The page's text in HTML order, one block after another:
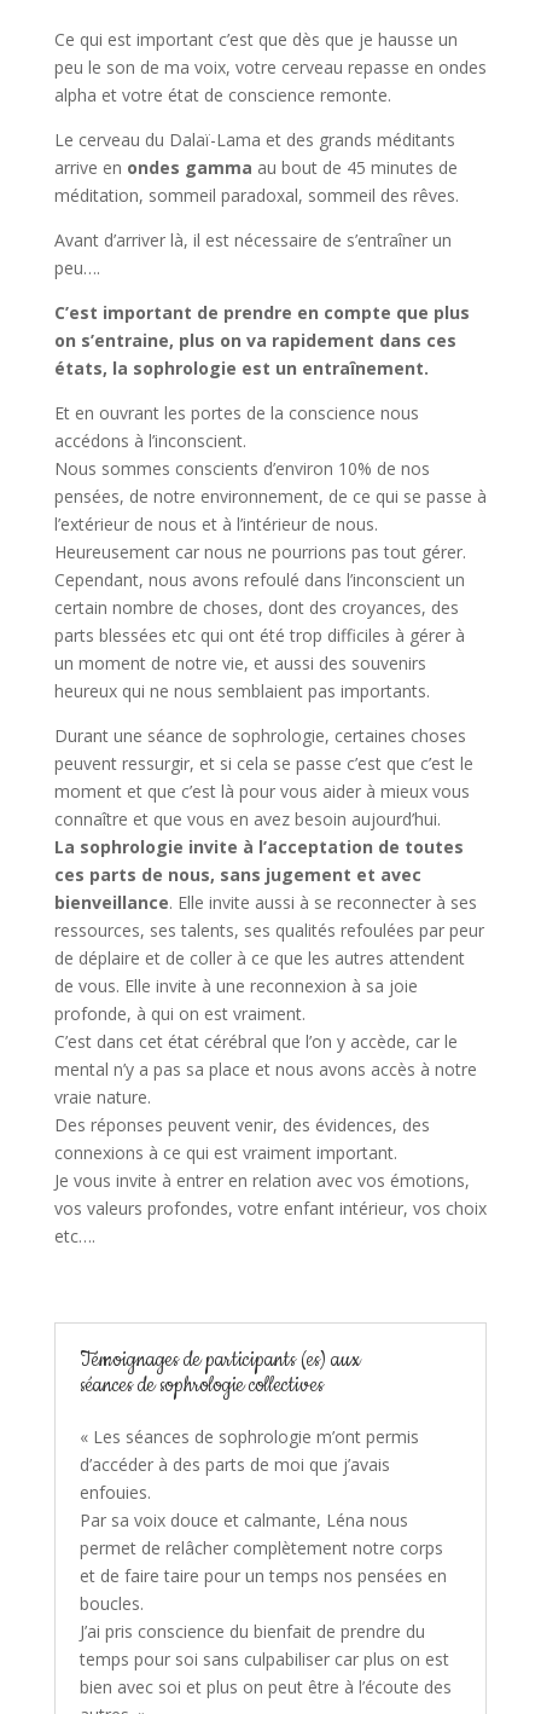
Ce qui est important c’est que dès que je hausse un
peu le son de ma voix, votre cerveau repasse en ondes
alpha et votre état de conscience remonte.
Le cerveau du Dalaï-Lama et des grands méditants
arrive en ondes gamma au bout de 45 minutes de
méditation, sommeil paradoxal, sommeil des rêves.
Avant d’arriver là, il est nécessaire de s’entraîner un
peu….
C’est important de prendre en compte que plus
on s’entraine, plus on va rapidement dans ces
états, la sophrologie est un entraînement.
Et en ouvrant les portes de la conscience nous
accédons à l’inconscient.
Nous sommes conscients d’environ 10% de nos
pensées, de notre environnement, de ce qui se passe à
l’extérieur de nous et à l’intérieur de nous.
Heureusement car nous ne pourrions pas tout gérer.
Cependant, nous avons refoulé dans l’inconscient un
certain nombre de choses, dont des croyances, des
parts blessées etc qui ont été trop difficiles à gérer à
un moment de notre vie, et aussi des souvenirs
heureux qui ne nous semblaient pas importants.
Durant une séance de sophrologie, certaines choses
peuvent ressurgir, et si cela se passe c’est que c’est le
moment et que c’est là pour vous aider à mieux vous
connaître et que vous en avez besoin aujourd’hui.
La sophrologie invite à l’acceptation de toutes
ces parts de nous, sans jugement et avec
bienveillance. Elle invite aussi à se reconnecter à ses
ressources, ses talents, ses qualités refoulées par peur
de déplaire et de coller à ce que les autres attendent
de vous. Elle invite à une reconnexion à sa joie
profonde, à qui on est vraiment.
C’est dans cet état cérébral que l’on y accède, car le
mental n’y a pas sa place et nous avons accès à notre
vraie nature.
Des réponses peuvent venir, des évidences, des
connexions à ce qui est vraiment important.
Je vous invite à entrer en relation avec vos émotions,
vos valeurs profondes, votre enfant intérieur, vos choix
etc….
Témoignages de participants (es) aux
séances de sophrologie collectives
« Les séances de sophrologie m’ont permis
d’accéder à des parts de moi que j’avais
enfouies.
Par sa voix douce et calmante, Léna nous
permet de relâcher complètement notre corps
et de faire taire pour un temps nos pensées en
boucles.
J’ai pris conscience du bienfait de prendre du
temps pour soi sans culpabiliser car plus on est
bien avec soi et plus on peut être à l’écoute des